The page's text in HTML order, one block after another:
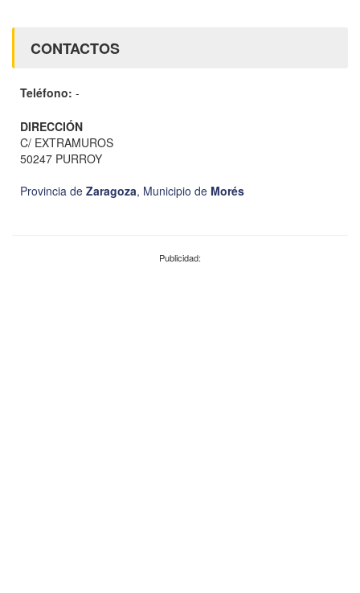
CONTACTOS
Teléfono: -
DIRECCIÓN
C/ EXTRAMUROS
50247 PURROY
Provincia de Zaragoza, Municipio de Morés
Publicidad: